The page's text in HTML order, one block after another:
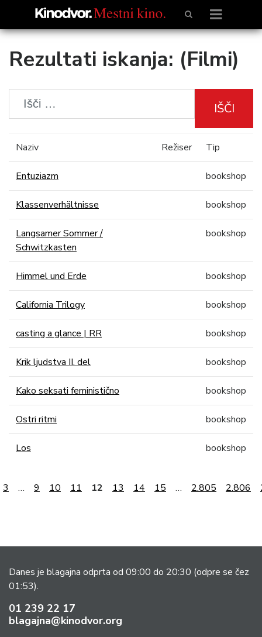
Rezultati iskanja: (Filmi)
IŠČI
Naziv Režiser Tip
Entuziazm bookshop
Klassenverhältnisse bookshop
Langsamer Sommer /
Schwitzkasten
bookshop
Himmel und Erde bookshop
California Trilogy bookshop
casting a glance | RR bookshop
Krik ljudstva II. del bookshop
Kako seksati feministično bookshop
Ostri ritmi bookshop
Los bookshop
3 … 9 10 11 12 13 14 15 … 2.805 2.806
Danes je blagajna odprta od 09:00 do 20:30 (odpre se čez
01:53).
01 239 22 17
blagajna@kinodvor.org